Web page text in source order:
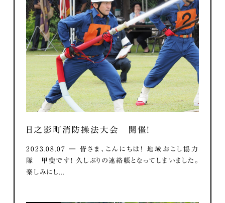
日之影町消防操法大会 開催！
2023.08.07 ― 皆さま、こんにちは！ 地域おこし協力
隊 甲斐です！ 久しぶりの連絡帳となってしまいました。
楽しみにし...